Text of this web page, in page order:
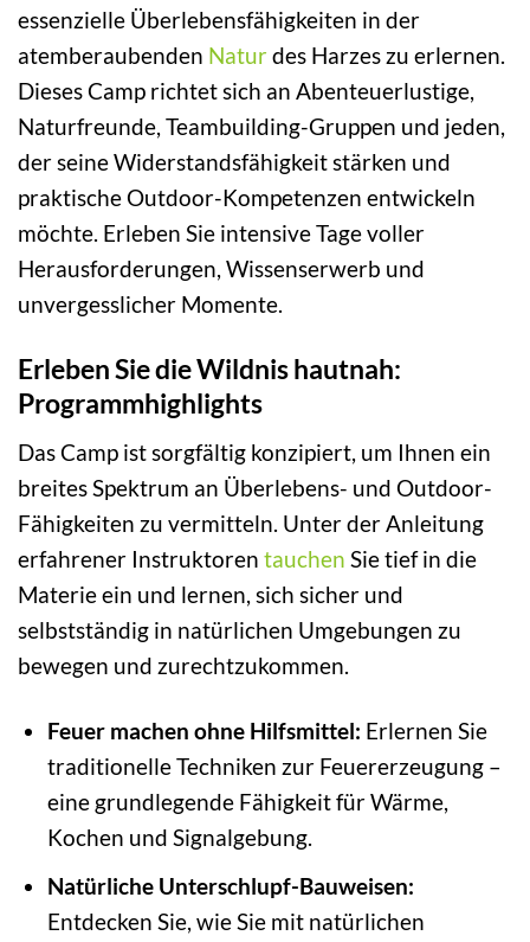
essenzielle Überlebensfähigkeiten in der
atemberaubenden Naturdes Harzes zu erlernen.
Dieses Camp richtet sich an Abenteuerlustige,
Naturfreunde, Teambuilding-Gruppen und jeden,
der seine Widerstandsfähigkeit stärken und
praktische Outdoor-Kompetenzen entwickeln
möchte. Erleben Sie intensive Tage voller
Herausforderungen, Wissenserwerb und
unvergesslicher Momente.
Erleben Sie die Wildnis hautnah:
Programmhighlights
Das Camp ist sorgfältig konzipiert, um Ihnen ein
breites Spektrum an Überlebens- und Outdoor-
Fähigkeiten zu vermitteln. Unter der Anleitung
erfahrener Instruktoren tauchen Sie tief in die
Materie ein und lernen, sich sicher und
selbstständig in natürlichen Umgebungen zu
bewegen und zurechtzukommen.
Feuer machen ohne Hilfsmittel: Erlernen Sie
traditionelle Techniken zur Feuererzeugung –
eine grundlegende Fähigkeit für Wärme,
Kochen und Signalgebung.
Natürliche Unterschlupf-Bauweisen:
Entdecken Sie, wie Sie mit natürlichen